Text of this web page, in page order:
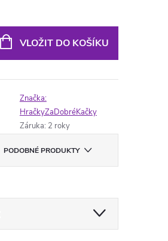
VLOŽIT DO KOŠÍKU
Značka:
HračkyZaDobréKačky
Záruka: 2 roky
PODOBNÉ PRODUKTY